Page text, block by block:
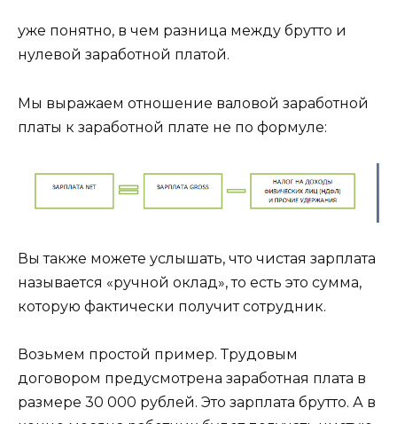
уже понятно, в чем разница между брутто и
нулевой заработной платой.
Мы выражаем отношение валовой заработной
платы к заработной плате не по формуле:
Вы также можете услышать, что чистая зарплата
называется «ручной оклад», то есть это сумма,
которую фактически получит сотрудник.
Возьмем простой пример. Трудовым
договором предусмотрена заработная плата в
размере 30 000 рублей. Это зарплата брутто. А в